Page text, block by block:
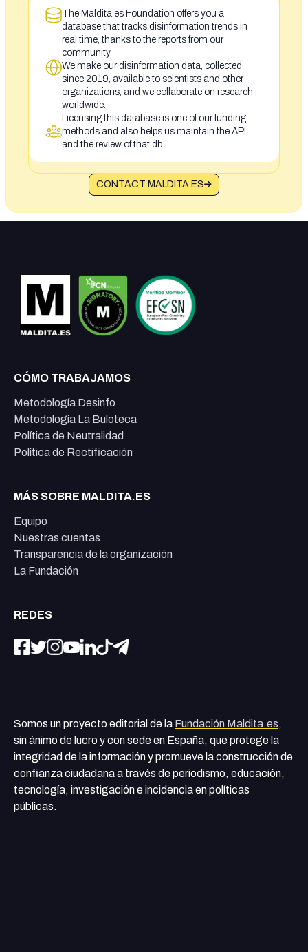
The Maldita.es Foundation offers you a
database that tracks disinformation trends in
real time, thanks to the reports from our
community
We make our disinformation data, collected
since 2019, available to scientists and other
organizations, and we collaborate on research
worldwide.
Licensing this database is one of our funding
methods and also helps us maintain the API
and the review of that db.
CONTACT MALDITA.ES
CÓMO TRABAJAMOS
Metodología Desinfo
Metodología La Buloteca
Política de Neutralidad
Política de Rectificación
MÁS SOBRE MALDITA.ES
Equipo
Nuestras cuentas
Transparencia de la organización
La Fundación
REDES
Somos un proyecto editorial de la Fundación Maldita.es,
sin ánimo de lucro y con sede en España, que protege la
integridad de la información y promueve la construcción de
confianza ciudadana a través de periodismo, educación,
tecnología, investigación e incidencia en políticas
públicas.